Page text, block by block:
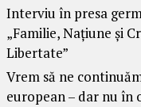
Interviu în presa
„Familie, Națiune și
Libertate”
Vrem să ne
european – dar nu în